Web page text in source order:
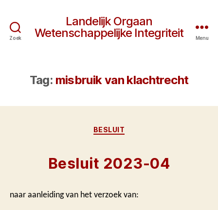
Zoek
Landelijk Orgaan
Wetenschappelijke Integriteit
Menu
Tag: misbruik van klachtrecht
Categorieën
BESLUIT
Besluit 2023-04
naar aanleiding van het verzoek van: